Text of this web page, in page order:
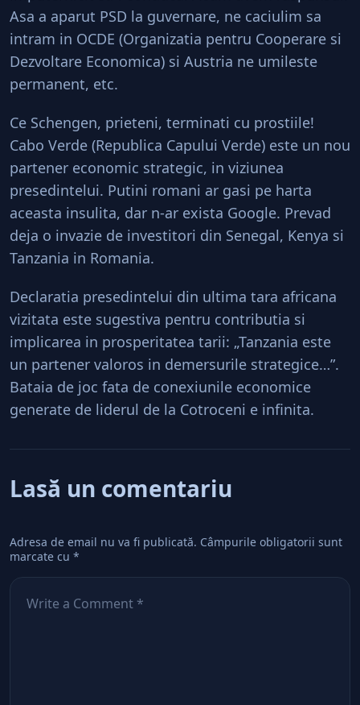
Asa a aparut PSD la guvernare, ne caciulim sa
intram in OCDE (Organizatia pentru Cooperare si
Dezvoltare Economica) si Austria ne umileste
permanent, etc.
Ce Schengen, prieteni, terminati cu prostiile!
Cabo Verde (Republica Capului Verde) este un nou
partener economic strategic, in viziunea
presedintelui. Putini romani ar gasi pe harta
aceasta insulita, dar n-ar exista Google. Prevad
deja o invazie de investitori din Senegal, Kenya si
Tanzania in Romania.
Declaratia presedintelui din ultima tara africana
vizitata este sugestiva pentru contributia si
implicarea in prosperitatea tarii: „Tanzania este
un partener valoros in demersurile strategice…”.
Bataia de joc fata de conexiunile economice
generate de liderul de la Cotroceni e infinita.
Lasă un comentariu
Adresa de email nu va fi publicată. Câmpurile obligatorii sunt
marcate cu *